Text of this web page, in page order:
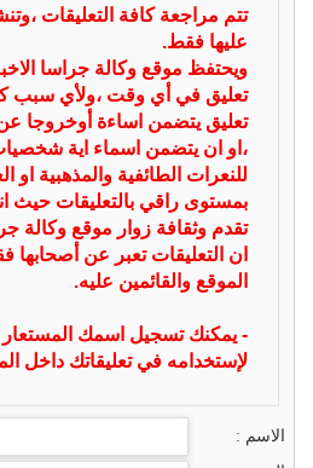
تتم مراجعة كافة التعليقات
عليها فقط.
ويحتفظ موقع وكالة جراسا
تعليق في أي وقت ،ولأي سبب
تعليق يتضمن اساءة أوخروجا
،او ان يتضمن اسماء اية شخصيات
للنعرات الطائفية والمذهبية او
بمستوى راقي بالتعليقات حيث
تقدم وثقافة زوار موقع وكالة
ان التعليقات تعبر عن أصحابها
الموقع والقائمين عليه.
- يمكنك تسجيل اسمك
لإستخدامه في تعليقاتك داخل
الاسم :